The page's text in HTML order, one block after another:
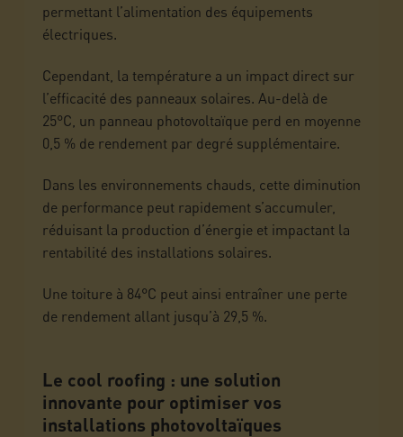
permettant l’alimentation des équipements
électriques.
Cependant, la température a un impact direct sur
l’efficacité des panneaux solaires. Au-delà de
25°C, un panneau photovoltaïque perd en moyenne
0,5 % de rendement par degré supplémentaire.
Dans les environnements chauds, cette diminution
de performance peut rapidement s’accumuler,
réduisant la production d’énergie et impactant la
rentabilité des installations solaires.
Une toiture à 84°C peut ainsi entraîner une perte
de rendement allant jusqu’à 29,5 %.
Le cool roofing : une solution
innovante pour optimiser vos
installations photovoltaïques